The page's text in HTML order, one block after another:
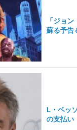
「ジョ
蘇る予告
L・ベッ
の支払い